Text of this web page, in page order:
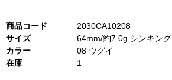
商品コード
2030CA10208
サイズ
64mm/約7.0g シンキング
カラー
08 ウグイ
在庫
1